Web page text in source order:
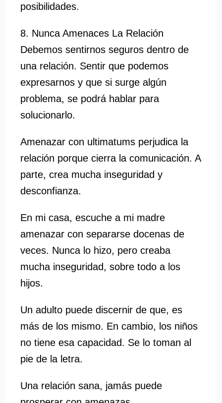
posibilidades.
8. Nunca Amenaces La Relación
Debemos sentirnos seguros dentro de
una relación. Sentir que podemos
expresarnos y que si surge algún
problema, se podrá hablar para
solucionarlo.
Amenazar con ultimatums perjudica la
relación porque cierra la comunicación. A
parte, crea mucha inseguridad y
desconfianza.
En mi casa, escuche a mi madre
amenazar con separarse docenas de
veces. Nunca lo hizo, pero creaba
mucha inseguridad, sobre todo a los
hijos.
Un adulto puede discernir de que, es
más de los mismo. En cambio, los niños
no tiene esa capacidad. Se lo toman al
pie de la letra.
Una relación sana, jamás puede